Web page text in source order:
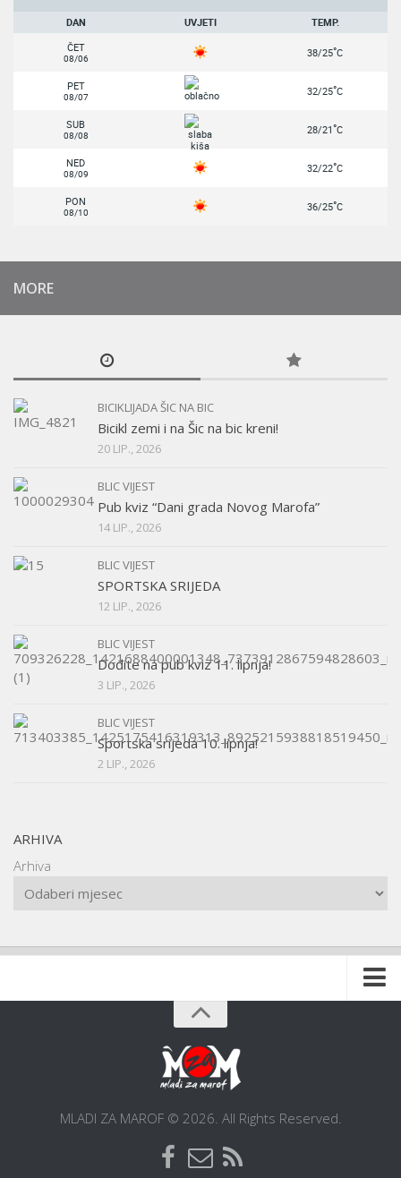
DAN UVJETI
TEMP.
ČET
08/06 38/25°C
PET
08/07 32/25°C
SUB
08/08 28/21°C
NED
08/09 32/22°C
PON
08/10 36/25°C
MORE
BICIKLIJADA ŠIC NA BIC
Bicikl zemi i na Šic na bic kreni!
20 LIP., 2026
BLIC VIJEST
Pub kviz “Dani grada Novog Marofa”
14 LIP., 2026
BLIC VIJEST
SPORTSKA SRIJEDA
12 LIP., 2026
BLIC VIJEST
Dođite na pub kviz 11. lipnja!
3 LIP., 2026
BLIC VIJEST
Sportska srijeda 10. lipnja!
2 LIP., 2026
ARHIVA
Arhiva
Postani članMLADI ZA MAROF © 2026. All Rights Reserved.